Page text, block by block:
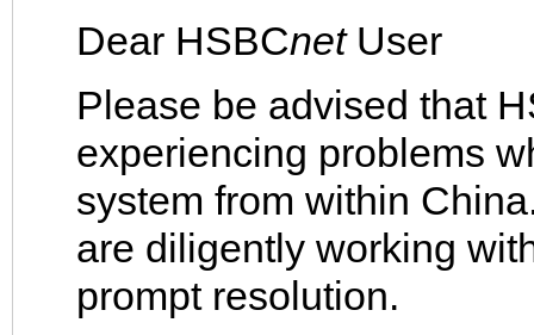
Dear HSBCnetUser
Please be advised that
experiencing problems
system from within
are diligently working
prompt resolution.